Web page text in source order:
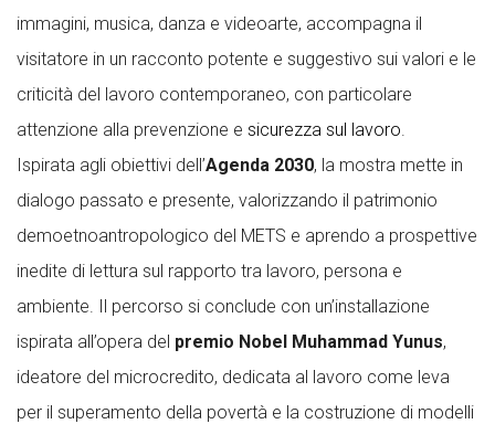
immagini, musica, danza e videoarte, accompagna il
visitatore in un racconto potente e suggestivo sui valori e le
criticità del lavoro contemporaneo, con particolare
attenzione alla prevenzione e sicurezza sul lavoro.
Ispirata agli obiettivi dell’Agenda 2030, la mostra mette in
dialogo passato e presente, valorizzando il patrimonio
demoetnoantropologico del METS e aprendo a prospettive
inedite di lettura sul rapporto tra lavoro, persona e
ambiente. Il percorso si conclude con un’installazione
ispirata all’opera del premio Nobel Muhammad Yunus,
ideatore del microcredito, dedicata al lavoro come leva
per il superamento della povertà e la costruzione di modelli